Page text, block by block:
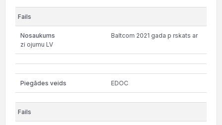
Baltcom 2021 gada p rskats ar
zi ojumu LV
EDOC